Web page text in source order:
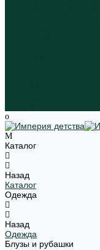
Каталог
Назад
Каталог
Одежда
Назад
Одежда
Блузы и рубашки